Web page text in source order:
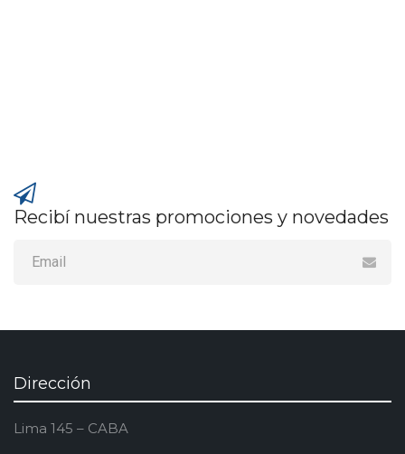
Recibí nuestras promociones y novedades
Dirección
Lima 145 – CABA